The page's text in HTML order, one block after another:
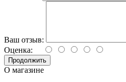
Ваш отзыв:
Оценка:
Продолжить
О магазине